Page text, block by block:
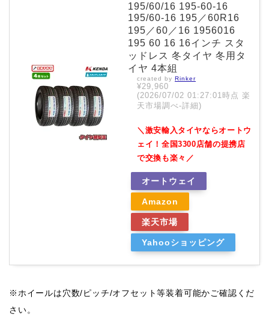
195/60/16 195-60-16
195/60-16 195／60R16
195／60／16 1956016
195 60 16 16インチ スタ
ッドレス 冬タイヤ 冬用タ
イヤ 4本組
created by Rinker
¥29,960
(2026/07/02 01:27:01時点 楽
天市場調べ-詳細)
＼激安輸入タイヤならオートウ
ェイ！全国3300店舗の提携店
で交換も楽々／
オートウェイ
Amazon
楽天市場
Yahooショッピング
※ホイールは穴数/ピッチ/オフセット等装着可能かご確認くだ
さい。